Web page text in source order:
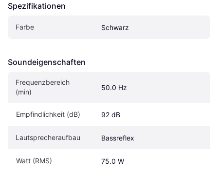
Spezifikationen
Farbe Schwarz
Soundeigen­schaften
Frequenzbereich
(min)
50.0 Hz
Empfindlichkeit (dB) 92 dB
Lautsprecheraufbau Bassreflex
Watt (RMS) 75.0 W